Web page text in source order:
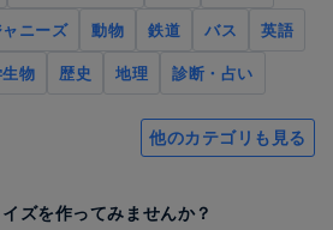
ャニーズ 動物 鉄道 バス
英語
物 歴史 地理 診断・占い
他のカテゴリも見る
ズを作ってみませんか？